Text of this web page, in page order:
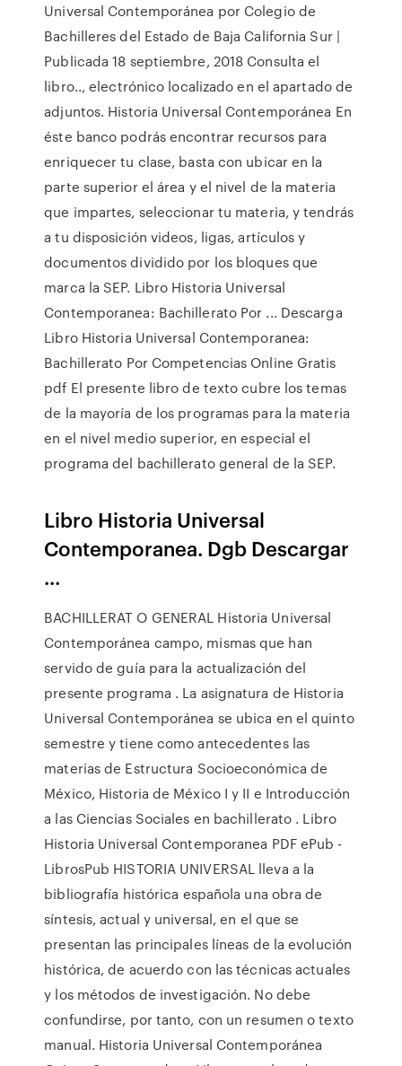
Universal Contemporánea por Colegio de
Bachilleres del Estado de Baja California Sur |
Publicada 18 septiembre, 2018 Consulta el
libro.., electrónico localizado en el apartado de
adjuntos. Historia Universal Contemporánea En
éste banco podrás encontrar recursos para
enriquecer tu clase, basta con ubicar en la
parte superior el área y el nivel de la materia
que impartes, seleccionar tu materia, y tendrás
a tu disposición videos, ligas, artículos y
documentos dividido por los bloques que
marca la SEP. Libro Historia Universal
Contemporanea: Bachillerato Por ... Descarga
Libro Historia Universal Contemporanea:
Bachillerato Por Competencias Online Gratis
pdf El presente libro de texto cubre los temas
de la mayoría de los programas para la materia
en el nivel medio superior, en especial el
programa del bachillerato general de la SEP.
Libro Historia Universal
Contemporanea. Dgb Descargar
...
BACHILLERAT O GENERAL Historia Universal
Contemporánea campo, mismas que han
servido de guía para la actualización del
presente programa . La asignatura de Historia
Universal Contemporánea se ubica en el quinto
semestre y tiene como antecedentes las
materias de Estructura Socioeconómica de
México, Historia de México I y II e Introducción
a las Ciencias Sociales en bachillerato . Libro
Historia Universal Contemporanea PDF ePub -
LibrosPub HISTORIA UNIVERSAL lleva a la
bibliografía histórica española una obra de
síntesis, actual y universal, en el que se
presentan las principales líneas de la evolución
histórica, de acuerdo con las técnicas actuales
y los métodos de investigación. No debe
confundirse, por tanto, con un resumen o texto
manual. Historia Universal Contemporánea